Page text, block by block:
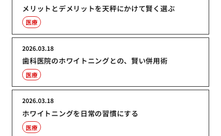
メリットとデメリットを天秤にかけて賢く選ぶ
医療
歯科医院のホワイトニングとの、賢い併用術
2026.03.18
医療
ホワイトニングを日常の習慣にする
2026.03.18
医療